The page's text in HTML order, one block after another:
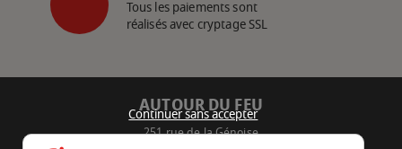
Tous les paiements sont
réalisés avec cryptage SSL
AUTOUR DU FEU
251 rue de la Génoise
Continuer sans accepter